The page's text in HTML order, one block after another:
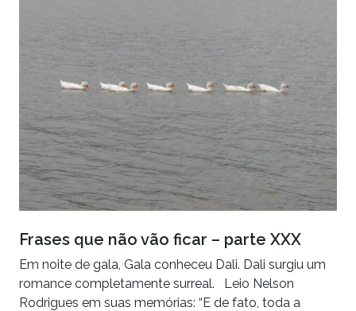
Frases que não vão ficar – parte XXX
Em noite de gala, Gala conheceu Dali. Dali surgiu um
romance completamente surreal. Leio Nelson
Rodrigues em suas memórias: “E de fato, toda a